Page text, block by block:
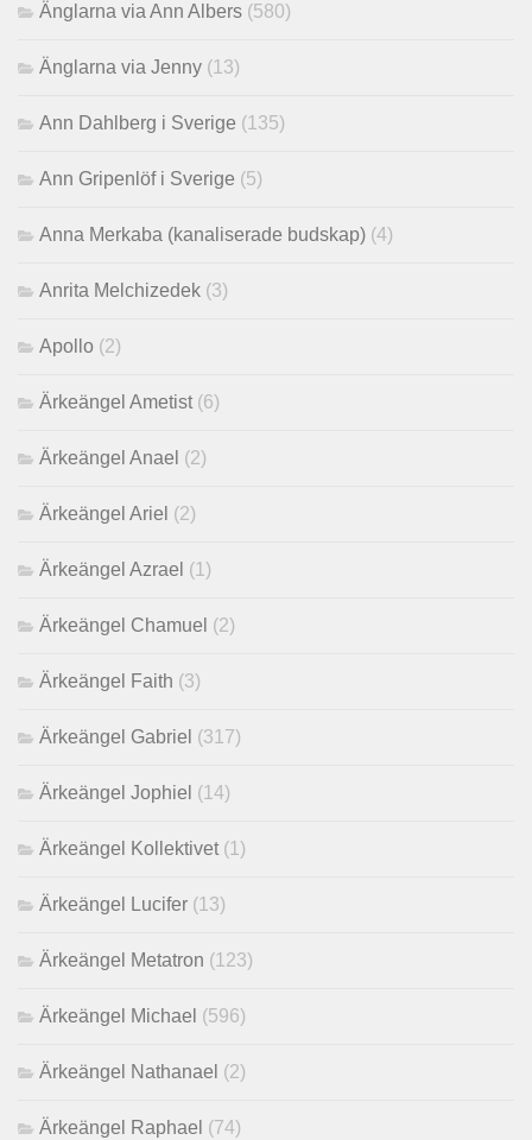
Änglarna via Ann Albers (580)
Änglarna via Jenny (13)
Ann Dahlberg i Sverige (135)
Ann Gripenlöf i Sverige (5)
Anna Merkaba (kanaliserade budskap) (4)
Anrita Melchizedek (3)
Apollo (2)
Ärkeängel Ametist (6)
Ärkeängel Anael (2)
Ärkeängel Ariel (2)
Ärkeängel Azrael (1)
Ärkeängel Chamuel (2)
Ärkeängel Faith (3)
Ärkeängel Gabriel (317)
Ärkeängel Jophiel (14)
Ärkeängel Kollektivet (1)
Ärkeängel Lucifer (13)
Ärkeängel Metatron (123)
Ärkeängel Michael (596)
Ärkeängel Nathanael (2)
Ärkeängel Raphael (74)